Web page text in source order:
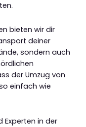
bieten wir dir
deiner
sondern auch
der Umzug von
einfach wie
Experten in der